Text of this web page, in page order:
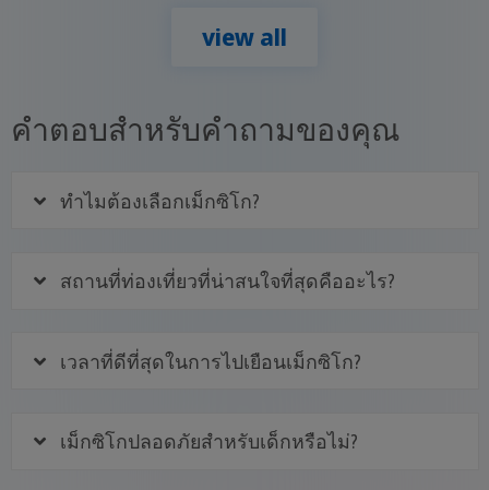
view all
คำตอบสำหรับคำถามของคุณ
ทำไมต้องเลือกเม็กซิโก?
สถานที่ท่องเที่ยวที่น่าสนใจที่สุดคืออะไร?
เวลาที่ดีที่สุดในการไปเยือนเม็กซิโก?
เม็กซิโกปลอดภัยสำหรับเด็กหรือไม่?